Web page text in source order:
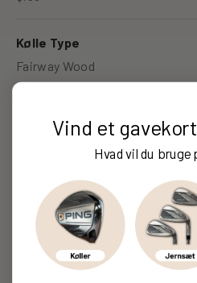
Kølle Type
Fairway Wood
3-Wood
Justerbar
Vind et
Hvad vil du bruge